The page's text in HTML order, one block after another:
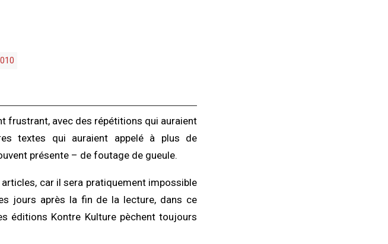
frustrant, avec des répétitions qui auraient
textes qui auraient appelé à plus de
présente – de foutage de gueule.
car il sera pratiquement impossible
jours après la fin de la lecture, dans ce
éditions Kontre Kulture pèchent toujours